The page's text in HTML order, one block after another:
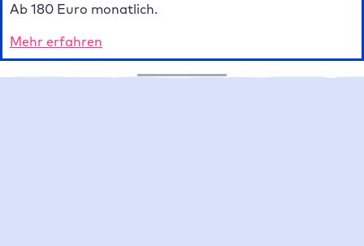
Ab 180 Euro monatlich.
Mehr erfahren